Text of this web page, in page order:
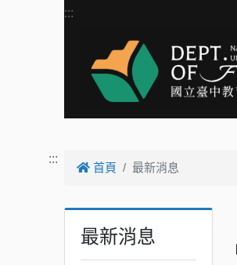
跳到主要內容
:::
:::
首頁 最新消息
最新消息